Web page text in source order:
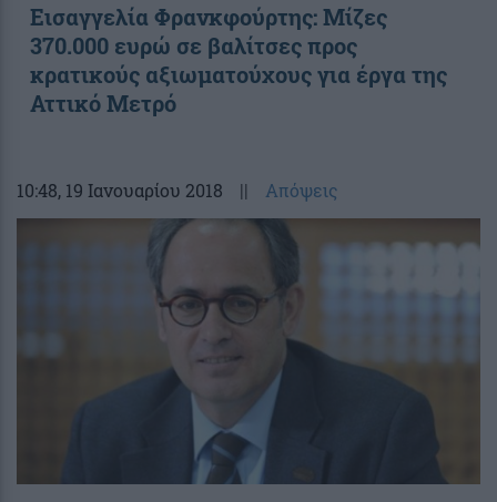
Εισαγγελία Φρανκφούρτης: Μίζες
370.000 ευρώ σε βαλίτσες προς
κρατικούς αξιωματούχους για έργα της
Αττικό Μετρό
10:48, 19 Ιανουαρίου 2018 || Απόψεις